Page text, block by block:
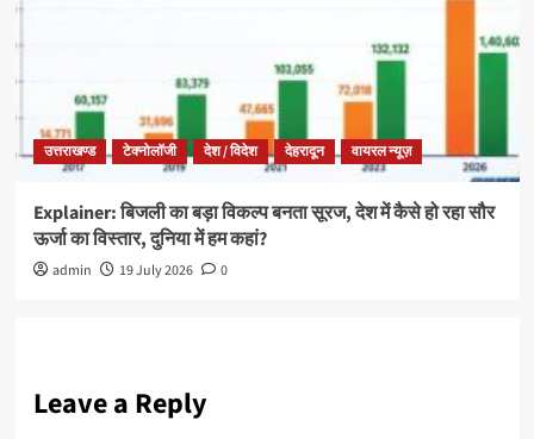
उत्तराखण्ड टेक्नोलॉजी देश / विदेश देहरादून वायरल न्यूज़
Explainer: बिजली का बड़ा विकल्प बनता सूरज, देश में कैसे हो रहा सौर
ऊर्जा का विस्तार, दुनिया में हम कहां?
admin 19 July 2026 0
Leave a Reply